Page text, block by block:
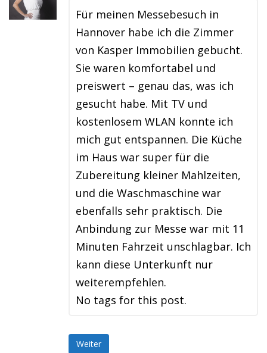
Für meinen Messebesuch in
Hannover habe ich die Zimmer
von Kasper Immobilien gebucht.
Sie waren komfortabel und
preiswert – genau das, was ich
gesucht habe. Mit TV und
kostenlosem WLAN konnte ich
mich gut entspannen. Die Küche
im Haus war super für die
Zubereitung kleiner Mahlzeiten,
und die Waschmaschine war
ebenfalls sehr praktisch. Die
Anbindung zur Messe war mit 11
Minuten Fahrzeit unschlagbar. Ich
kann diese Unterkunft nur
weiterempfehlen.
No tags for this post.
Weiter